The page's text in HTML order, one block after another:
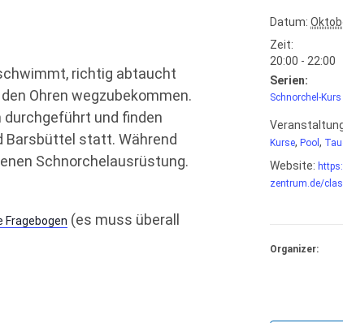
richtig abtaucht
Ohren wegzubekommen.
durchgeführt und finden
Barsbüttel statt. Während
Schnorchelausrüstung.
Fragebogen (es muss überall
Datum:
Zeit:
20:00 - 22:00
Serien:
Schnorchel-Kurs
Kurse, Pool ,
Website:
zentrum.de/
Organizer: